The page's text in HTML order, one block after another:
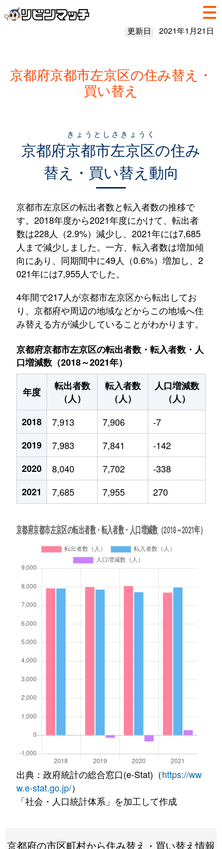
更新日 2021年1月21日
京都府京都市左京区の住み替え・
買い替え
京都府京都市左京区
きょうとしさきょうく
の住み
替え・買い替え動向
京都市左京区の転出者数と転入者数の推移で
す。2018年度から2021年度にかけて、転出者
数は228人（2.9%）減少し、2021年には7,685
人まで減少しました。一方、転入者数は増加傾
向にあり、同期間中に49人（0.6%）増加し、2
021年には7,955人でした。
4年間で217人が京都市左京区から転出してお
り、京都府や周辺の地域などからこの地域へ住
み替える方が減少していることがわかります。
京都府京都市左京区の転出者数・転入者数・人
口増減数（2018～2021年）
年度
転出者数
（人）
転入者数
（人）
人口増減数
（人）
2018
7,913 7,906
-7
2019
7,983 7,841
-142
2020
8,040 7,702
-338
2021
7,685 7,955 270
出典：政府統計の総合窓口(e-Stat)（https://ww
w.e-stat.go.jp/）
「社会・人口統計体系」を加工して作成
京都府の市区町村から住み替え・買い替え情報